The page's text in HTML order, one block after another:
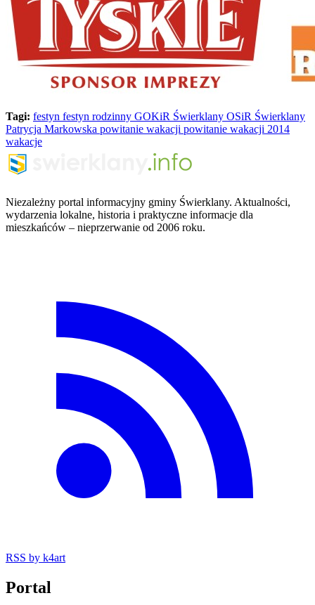
Tagi: festyn festyn rodzinny GOKiR Świerklany OSiR Świerklany
Patrycja Markowska powitanie wakacji powitanie wakacji 2014
wakacje
Niezależny portal informacyjny gminy Świerklany. Aktualności,
wydarzenia lokalne, historia i praktyczne informacje dla
mieszkańców – nieprzerwanie od 2006 roku.
RSS by k4art
Portal